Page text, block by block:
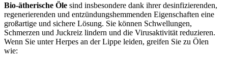
Bio-ätherische Öle sind insbesondere dank ihrer desinfizierenden,
regenerierenden und entzündungshemmenden Eigenschaften eine
großartige und sichere Lösung. Sie können Schwellungen,
Schmerzen und Juckreiz lindern und die Virusaktivität reduzieren.
Wenn Sie unter Herpes an der Lippe leiden, greifen Sie zu Ölen
wie: